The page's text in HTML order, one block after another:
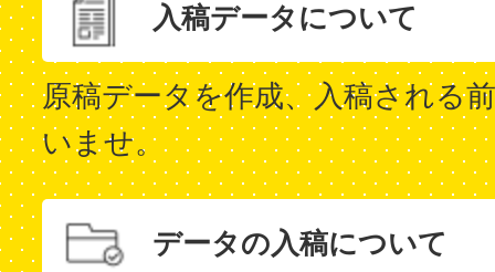
入稿データについて
原稿データを作成、入稿される
いませ。
データの入稿について